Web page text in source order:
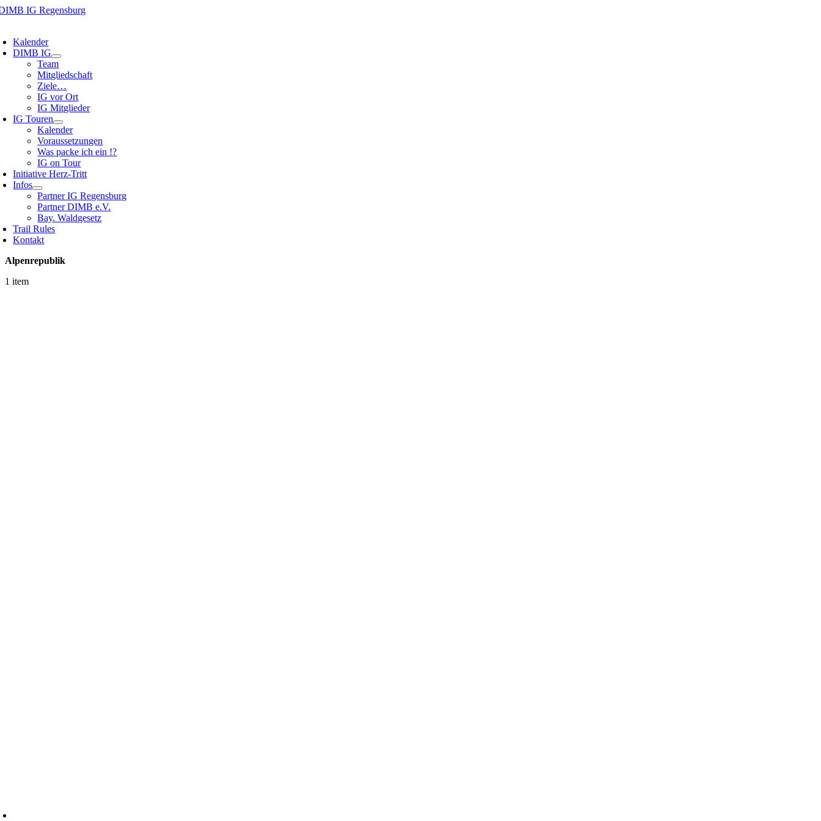
Zum
Kalender
DIMB IG
Team
Mitgliedschaft
Ziele…
IG vor Ort
IG Mitglieder
IG Touren
Kalender
Voraussetzungen
Was packe ich ein !?
IG on Tour
Initiative Herz-Tritt
Infos
Partner IG Regensburg
Partner DIMB e.V.
Bay. Waldgesetz
Trail Rules
Kontakt
Alpenrepublik
1 item